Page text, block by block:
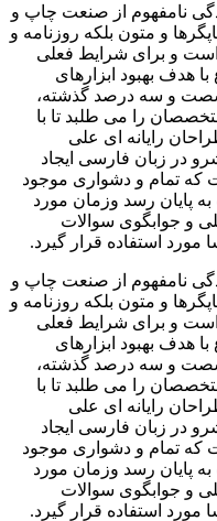
نامفهوم از صنعت چاپ و
و متون بلکه روزنامه و
و برای شرایط فعلی
هدف بهبود ابزارهای
شصت و سه درصد گذشته،
را می طلبد تا با
رایانه ای علی
در زبان فارسی ایجاد
که تمام و دشواری موجود
پایان رسد وزمان مورد
و جوابگوی سوالات
استفاده قرار گیرد.
نامفهوم از صنعت چاپ و
و متون بلکه روزنامه و
و برای شرایط فعلی
هدف بهبود ابزارهای
شصت و سه درصد گذشته،
را می طلبد تا با
رایانه ای علی
در زبان فارسی ایجاد
که تمام و دشواری موجود
پایان رسد وزمان مورد
و جوابگوی سوالات
استفاده قرار گیرد.